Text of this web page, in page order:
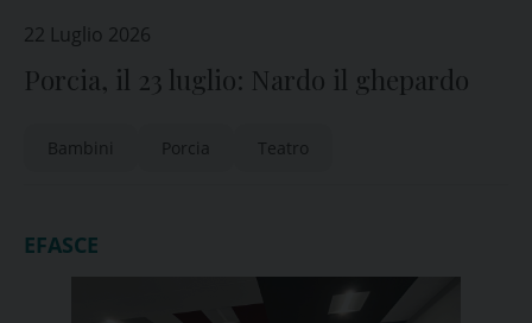
22 Luglio 2026
Porcia, il 23 luglio: Nardo il ghepardo
Bambini Porcia Teatro
EFASCE